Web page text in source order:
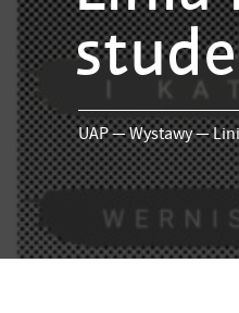
UAP—Wystawy—